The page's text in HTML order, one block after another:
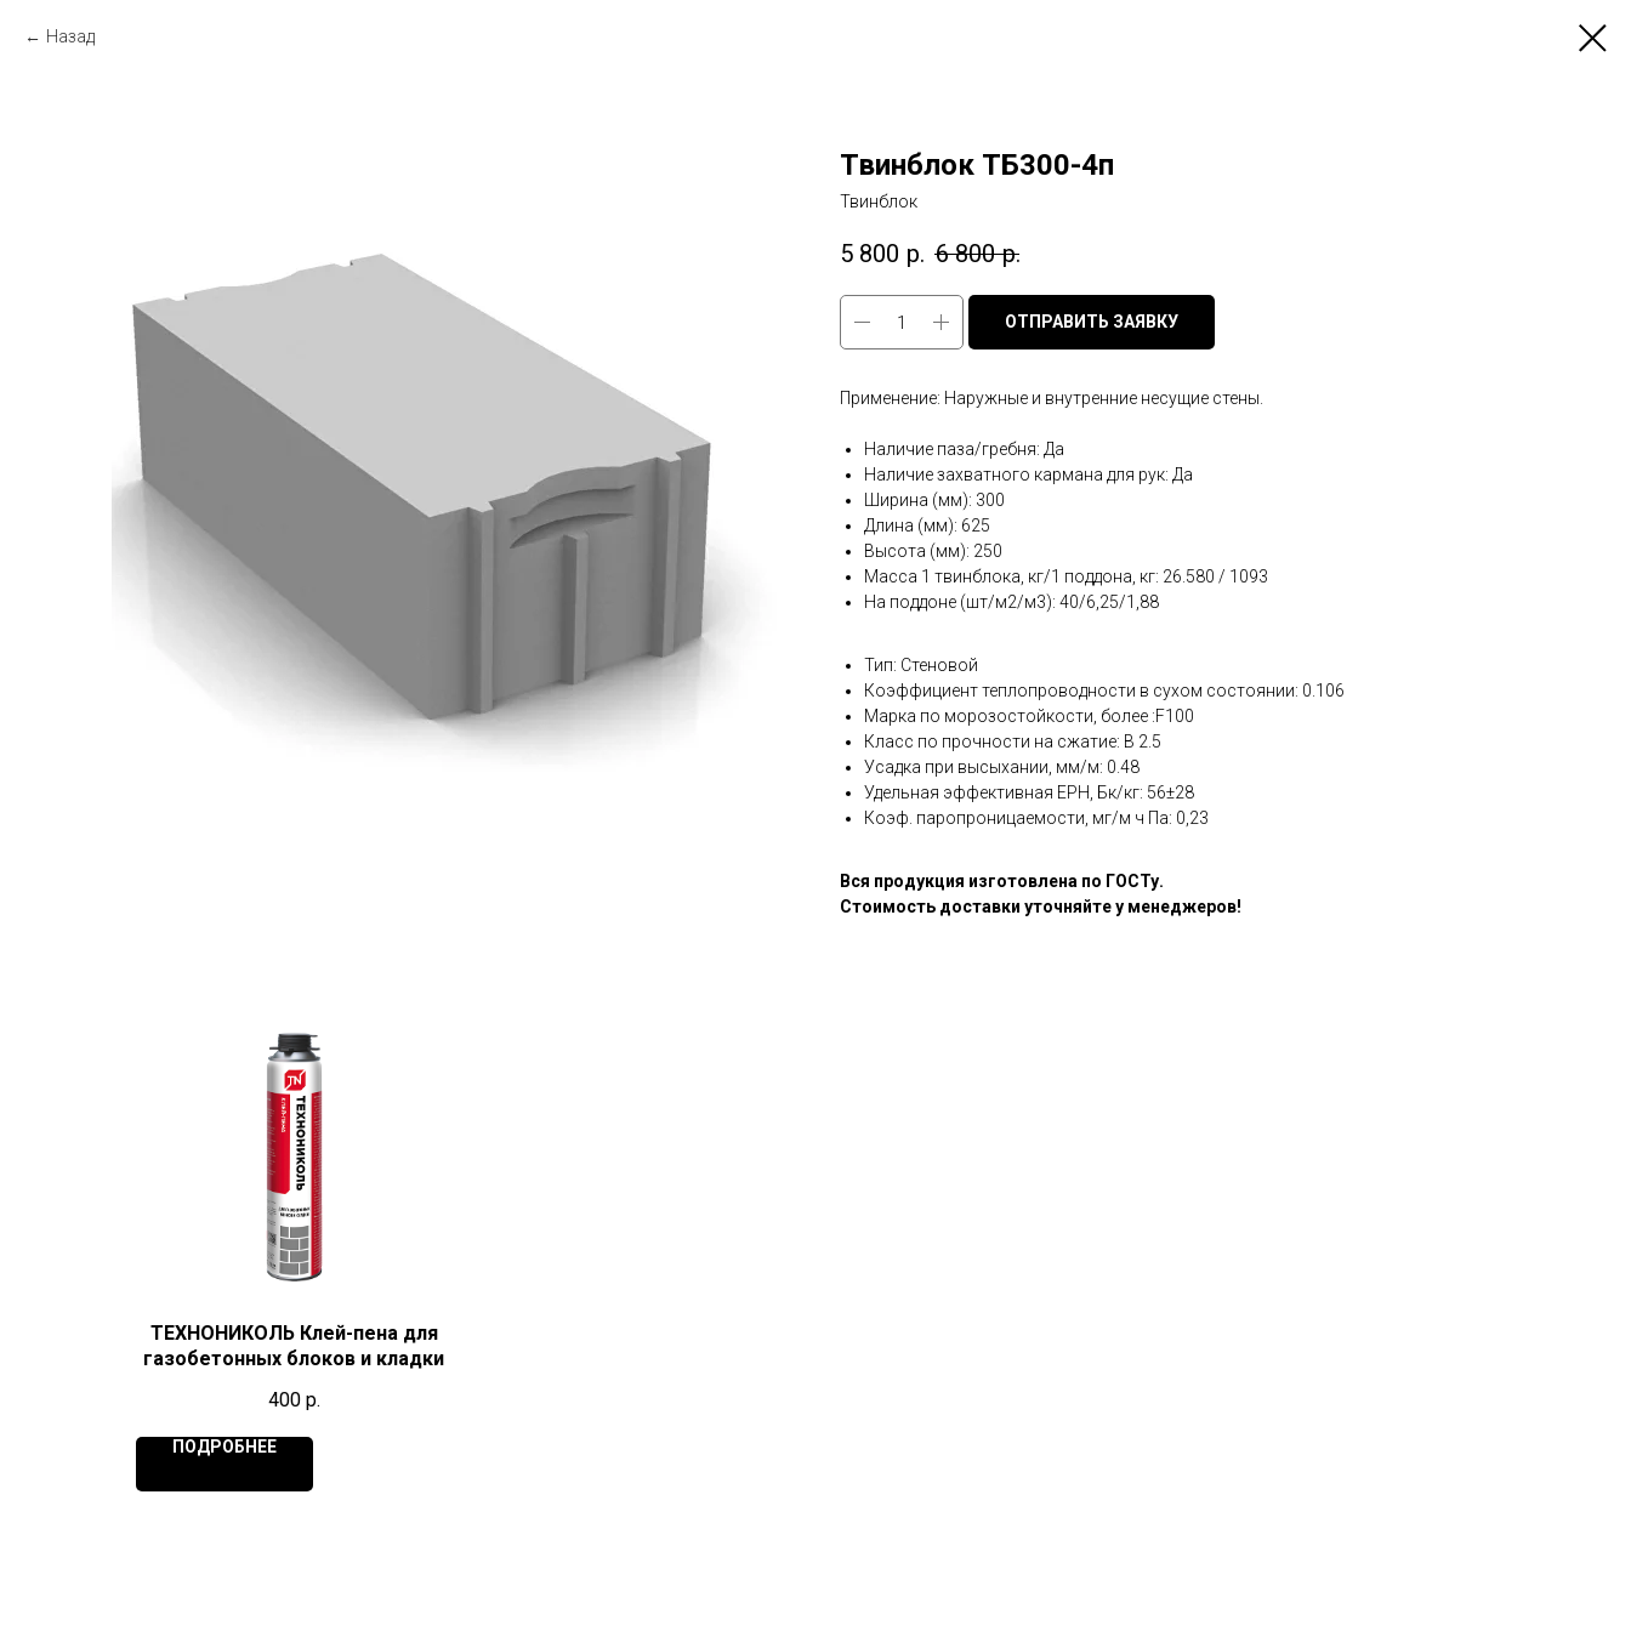
Назад
Твинблок ТБ300-4п
Твинблок
5 800 р. 6 800 р.
ОТПРАВИТЬ ЗАЯВКУ
Применение: Наружные и внутренние несущие стены.
Наличие паза/гребня: Да
Наличие захватного кармана для рук: Да
Ширина (мм): 300
Длина (мм): 625
Высота (мм): 250
Масса 1 твинблока, кг/1 поддона, кг: 26.580 / 1093
На поддоне (шт/м2/м3): 40/6,25/1,88
Тип: Стеновой
Коэффициент теплопроводности в сухом состоянии: 0.106
Марка по морозостойкости, более :F100
Класс по прочности на сжатие: В 2.5
Усадка при высыхании, мм/м: 0.48
Удельная эффективная ЕРН, Бк/кг: 56±28
Коэф. паропроницаемости, мг/м ч Па: 0,23
Вся продукция изготовлена по ГОСТу.
Стоимость доставки уточняйте у менеджеров!
ТЕХНОНИКОЛЬ Клей-пена для
газобетонных блоков и кладки
400 р.
ПОДРОБНЕЕ